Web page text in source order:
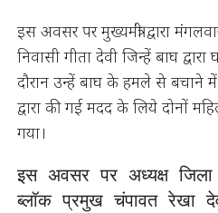
इस अवसर पर मुख्यमंत्री द्वारा
निवासी गीता देवी जिन्हें बाघ
दौरान उन्हें बाघ के हमले से बचाने में
द्वारा की गई मदद के लिये दोनों
गया।
इस अवसर पर अध्यक्ष जिला
ब्लॉक प्रमुख चंपावत रेखा